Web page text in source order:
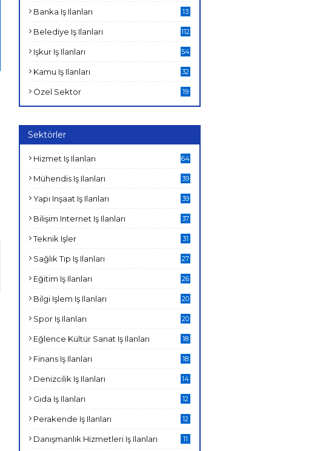
Banka Iş Ilanları 13
Belediye Iş Ilanları 112
Işkur Iş Ilanları 54
Kamu Iş Ilanları 32
Özel Sektör 19
Sektörler
Hizmet Iş Ilanları 64
Mühendis Iş Ilanları 39
Yapı Inşaat Iş Ilanları 39
Bilişim Internet Iş Ilanları 37
Teknik Işler 31
Sağlık Tıp Iş Ilanları 27
Eğitim Iş Ilanları 26
Bilgi Işlem Iş Ilanları 20
Spor Iş Ilanları 20
Eğlence Kültür Sanat Iş Ilanları 18
Finans Iş Ilanları 18
Denizcilik Iş Ilanları 14
Gıda Iş Ilanları 12
Perakende Iş Ilanları 12
Danışmanlık Hizmetleri Iş Ilanları 11